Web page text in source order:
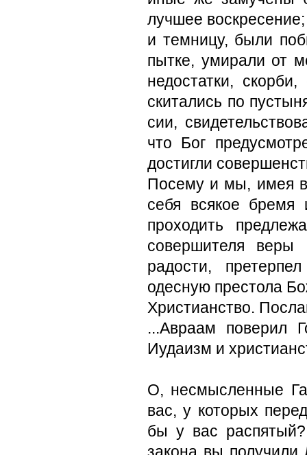
лучшее
и тем­ницу, были
пытке, умирали от
недостатки,
скитались по
сии,
что Бог
достигли
Посему и мы, имея
себя всякое
проходить
совершителя
радости,
одесную престола
Христианство.
...Авраам поверил
Иудаизм и
О, несмысленные
вас, у которых
бы у вас